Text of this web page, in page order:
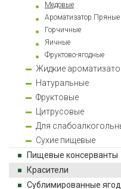
Медовые
Ароматизатор Пряные
Горчичные
Яичные
Фруктово-ягодные
Жидкие
Натуральные
Фруктовые
Цитрусовые
Для
Сухие пищевые
Пищевые консерванты
Красители
Сублимированные